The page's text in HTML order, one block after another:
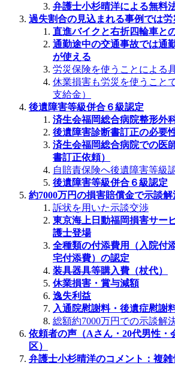
弁護士小杉晴洋による無料
過失割合の見込まれる事例では
直進バイクと右折四輪車と
通勤途中の交通事故では通
が使える
労災保険を使うことによる
休業損害も労災を使うこと
支給金）
後遺障害等級併合６級認定
済生会福岡総合病院整形外
後遺障害診断書訂正の必要
済生会福岡総合病院での医
書訂正依頼）
自賠責保険へ後遺障害等級
後遺障害等級併合６級認定
約7000万円の損害賠償金で示談解
訴状を用いた示談交渉
東京海上日動福岡損害サー
護士登場
全種類の付添費用（入院付
宅付添費）の認定
装具器具等購入費（杖代）
休業損害・賞与減額
逸失利益
入通院慰謝料・後遺症慰謝
総額約7000万円での示談解
依頼者の声（Aさん・20代男性・
区）
弁護士小杉晴洋のコメント：複